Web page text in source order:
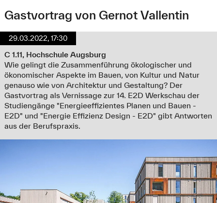
Gastvortrag von Gernot Vallentin
29.03.2022, 17:30
C 1.11, Hochschule Augsburg
Wie gelingt die Zusammenführung ökologischer und
ökonomischer Aspekte im Bauen, von Kultur und Natur
genauso wie von Architektur und Gestaltung? Der
Gastvortrag als Vernissage zur 14. E2D Werkschau der
Studiengänge "Energieeffizientes Planen und Bauen -
E2D" und "Energie Effizienz Design - E2D" gibt Antworten
aus der Berufspraxis.